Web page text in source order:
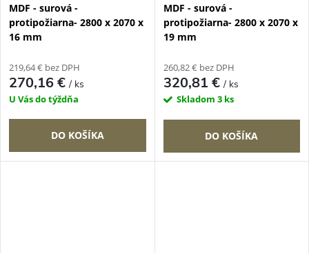
MDF - surová -
protipožiarna- 2800 x 2070 x
16 mm
219,64 € bez DPH
270,16 €/ ks
U Vás do týždňa
DO KOŠÍKA
MDF - surová -
protipožiarna- 2800 x 2070 x
19 mm
260,82 € bez DPH
320,81 €/ ks
Skladom 3 ks
DO KOŠÍKA